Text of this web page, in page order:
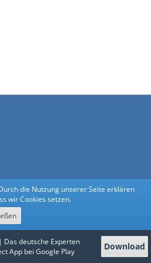
WoltLab Suite™
voncls-design
deutsche Experten
App bei Google Play
Download
die Nutzung unserer Seite erklären
wir Cookies setzen.